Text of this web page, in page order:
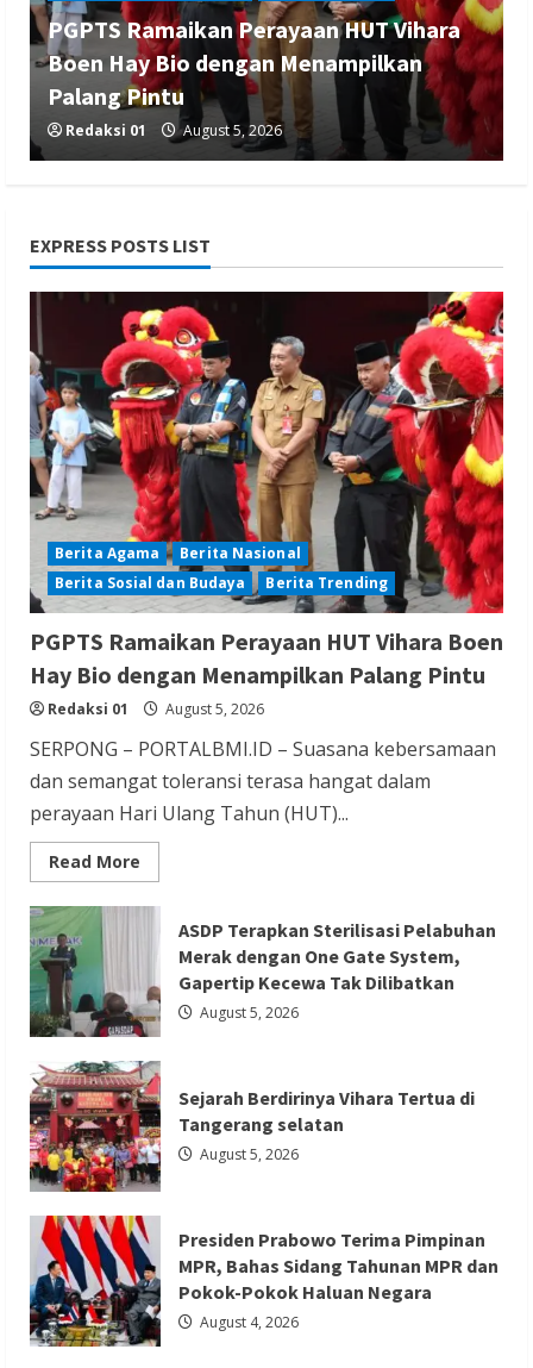
PGPTS Ramaikan Perayaan HUT Vihara
Boen Hay Bio dengan Menampilkan
Palang Pintu
Redaksi 01 August 5, 2026
Berita Trending
ASDP Terapkan Sterilisasi Pelabuhan
Merak dengan One Gate System,
Gapertip Kecewa Tak Dilibatkan
Redaksi 01 August 5, 2026
Berita Agama
Berita Ekonomi dan Bisnis
Berita Nasional
Berita Sosial dan Budaya
Berita Trending
Sejarah Berdirinya Vihara Tertua di
Tangerang selatan
Redaksi 01 August 5, 2026
Berita Nasional Berita Politik Berita Terbaru
Presiden Prabowo Terima Pimpinan
MPR, Bahas Sidang Tahunan MPR dan
Pokok-Pokok Haluan Negara
Redaksi 01 August 4, 2026
Berita Ekonomi dan Bisnis
Berita Nasional
Berita Terbaru
Perubahan Logo Bank Banten,
Transformasi Berkelanjutan Dengan
EXPRESS POSTS LIST
Berita Agama
Berita Nasional
Berita Sosial dan Budaya
Berita Trending
PGPTS Ramaikan Perayaan HUT Vihara Boen
Hay Bio dengan Menampilkan Palang Pintu
Redaksi 01 August 5, 2026
SERPONG – PORTALBMI.ID – Suasana kebersamaan
dan semangat toleransi terasa hangat dalam
perayaan Hari Ulang Tahun (HUT)...
Read More
more
PGPTS
Ramaikan
Perayaan
Vihara
Boen
Hay
Bio
dengan
Menampilkan
Palang
Pintu
ASDP Terapkan Sterilisasi Pelabuhan
Merak dengan One Gate System,
Gapertip Kecewa Tak Dilibatkan
August 5, 2026
Sejarah Berdirinya Vihara Tertua di
Tangerang selatan
August 5, 2026
Presiden Prabowo Terima Pimpinan
MPR, Bahas Sidang Tahunan MPR dan
Pokok-Pokok Haluan Negara
August 4, 2026